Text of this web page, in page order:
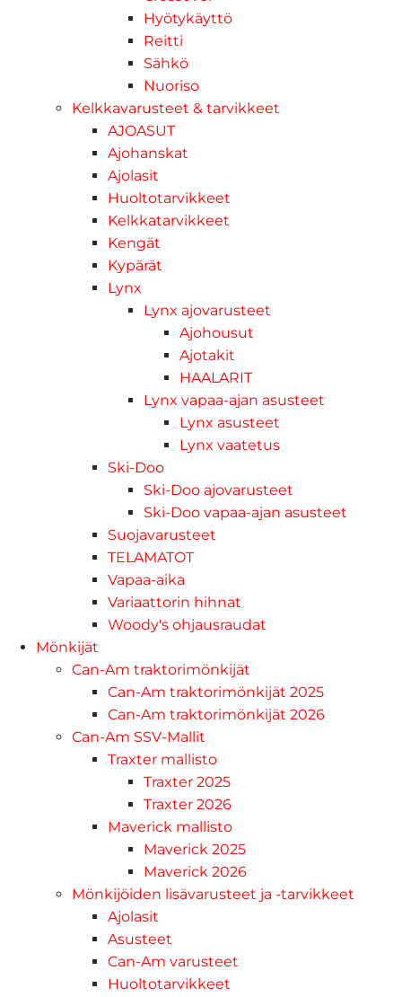
Hyötykäyttö
Reitti
Sähkö
Nuoriso
Kelkkavarusteet & tarvikkeet
AJOASUT
Ajohanskat
Ajolasit
Huoltotarvikkeet
Kelkkatarvikkeet
Kengät
Kypärät
Lynx
Lynx ajovarusteet
Ajohousut
Ajotakit
HAALARIT
Lynx vapaa-ajan asusteet
Lynx asusteet
Lynx vaatetus
Ski-Doo
Ski-Doo ajovarusteet
Ski-Doo vapaa-ajan asusteet
Suojavarusteet
TELAMATOT
Vapaa-aika
Variaattorin hihnat
Woody's ohjausraudat
Mönkijät
Can-Am traktorimönkijät
Can-Am traktorimönkijät 2025
Can-Am traktorimönkijät 2026
Can-Am SSV-Mallit
Traxter mallisto
Traxter 2025
Traxter 2026
Maverick mallisto
Maverick 2025
Maverick 2026
Mönkijöiden lisävarusteet ja -tarvikkeet
Ajolasit
Asusteet
Can-Am varusteet
Huoltotarvikkeet